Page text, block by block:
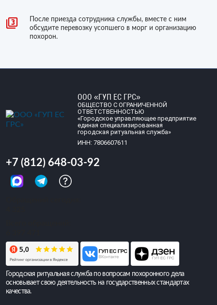
После приезда сотрудника службы, вместе с ним
обсудите перевозку усопшего в морг и организацию
похорон.
ООО «ГУП ЕС ГРС»
ОБЩЕСТВО С ОГРАНИЧЕННОЙ
ОТВЕТСТВЕННОСТЬЮ
«Городское управляющее предприятие
единая специализированная
городская ритуальная служба»
ИНН: 7806607611
+7 (812) 648-03-92
Городская ритуальная служба по вопросам похоронного дела
основывает свою деятельность на государственных стандартах
качества.